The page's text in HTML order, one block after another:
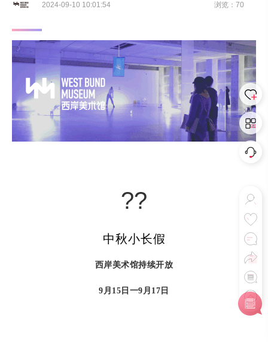
2024-09-10 10:01:54 浏览：70
??
中秋小长假
西岸美术馆持续开放
9月15日一9月17日